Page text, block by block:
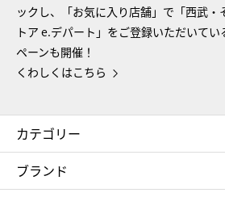
ックし、「お気に入り店舗」で「西武・
トア e.デパート」をご登録いただいて
ペーンも開催！
くわしくはこちら
カテゴリー
コスメ＆ビューティー
ギフト
レデ
ブランド